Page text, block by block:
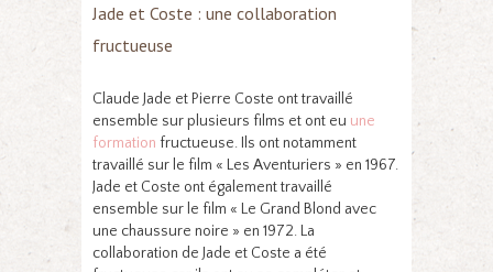
Jade et Coste : une collaboration
fructueuse
Claude Jade et Pierre Coste ont travaillé
ensemble sur plusieurs films et ont eu une
formation fructueuse. Ils ont notamment
travaillé sur le film « Les Aventuriers » en 1967.
Jade et Coste ont également travaillé
ensemble sur le film « Le Grand Blond avec
une chaussure noire » en 1972. La
collaboration de Jade et Coste a été